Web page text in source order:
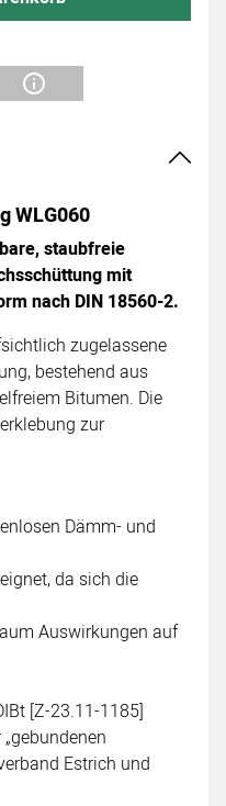
WLG060
staubfreie
mit
nach DIN 18560-2.
zugelassene
bestehend aus
Bitumen. Die
zur
Dämm- und
da sich die
Auswirkungen auf
[Z-23.11-1185]
Estrich und